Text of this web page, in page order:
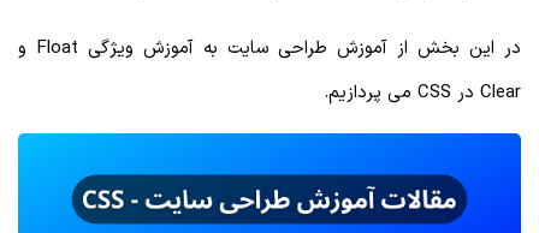
در این بخش از آموزش طراحی سایت به آموزش ویژگی Float و
Clear در CSS می پردازیم.